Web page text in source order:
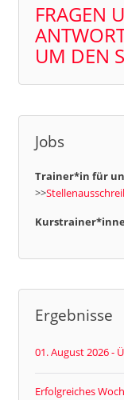
FRAGEN
UM DEN
Jobs
Trainer*in für
>>
Ergebnisse
01. August 2026 -
Erfolgreiches